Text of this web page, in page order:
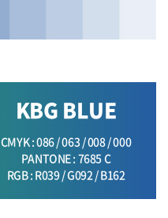
KBG BLUE
CMYK : 086 / 063 / 008 / 000
PANTONE : 7685 C
RGB : R039 / G092 / B162